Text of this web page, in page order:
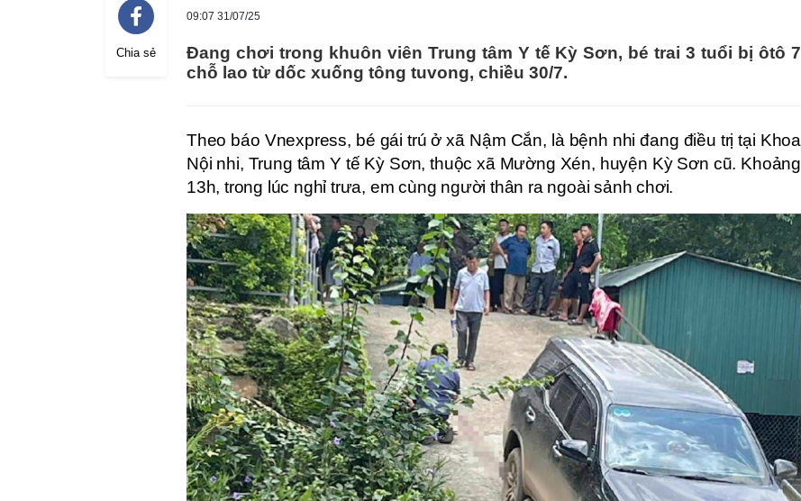
Chia sẻ
09:07 31/07/25
Đang chơi trong khuôn viên Trung tâm Y tế Kỳ Sơn, bé trai 3 tuổi bị ôtô 7
chỗ lao từ dốc xuống tông tuvong, chiều 30/7.
Theo báo Vnexpress, bé gái trú ở xã Nậm Cắn, là bệnh nhi đang điều trị tại Khoa
Nội nhi, Trung tâm Y tế Kỳ Sơn, thuộc xã Mường Xén, huyện Kỳ Sơn cũ. Khoảng
13h, trong lúc nghỉ trưa, em cùng người thân ra ngoài sảnh chơi.